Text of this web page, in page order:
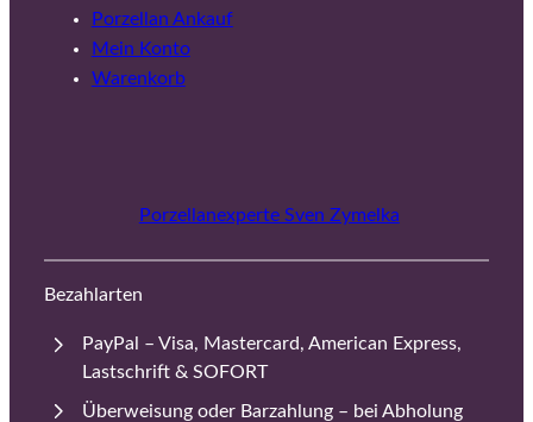
Porzellan Ankauf
Mein Konto
Warenkorb
Porzellanexperte Sven Zymelka
Bezahlarten
PayPal – Visa, Mastercard, American Express,
Lastschrift & SOFORT
Überweisung oder Barzahlung – bei Abholung